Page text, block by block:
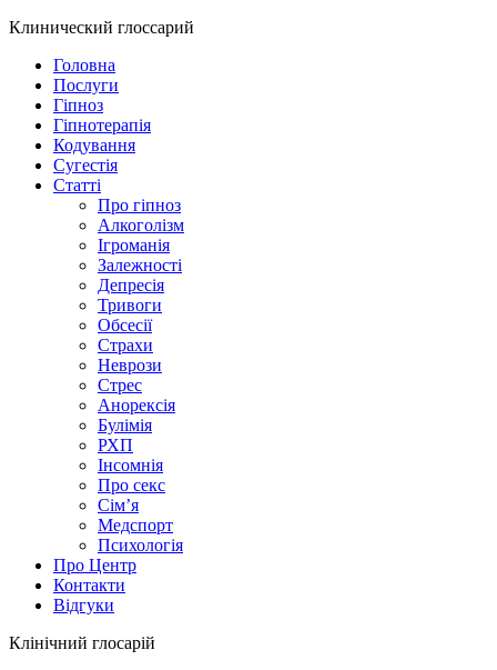
Клинический глоссарий
Головна
Послуги
Гіпноз
Гіпнотерапія
Кодування
Сугестія
Статті
Про гіпноз
Алкоголізм
Ігроманія
Залежності
Депресія
Тривоги
Обсесії
Страхи
Неврози
Стрес
Анорексія
Булімія
РХП
Інсомнія
Про секс
Сім’я
Медспорт
Психологія
Про Центр
Контакти
Відгуки
Клінічний глосарій